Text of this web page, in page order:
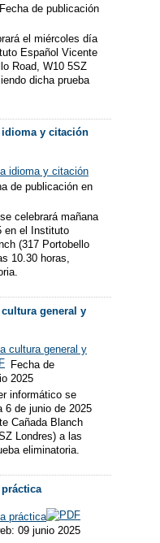
Fecha de publicación
el miércoles día
Español Vicente
Road, W10 5SZ
dicha prueba
idioma y citación
idioma y citación
de publicación en
celebrará mañana
en el Instituto
(317 Portobello
10.30 horas,
general y
cultura general y
Fecha de
2025
informático se
6 de junio de 2025
Cañada Blanch
Londres) a las
eliminatoria.
práctica
09 junio 2025